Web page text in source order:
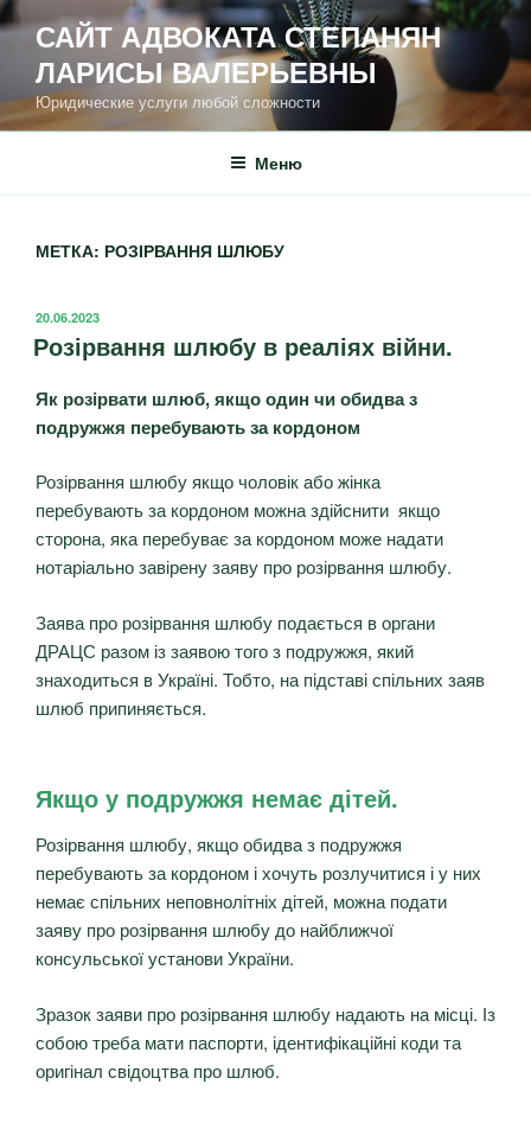
САЙТ АДВОКАТА СТЕПАНЯН
ЛАРИСЫ ВАЛЕРЬЕВНЫ
Юридические услуги любой сложности
Меню
МЕТКА: РОЗІРВАННЯ ШЛЮБУ
20.06.2023
Розірвання шлюбу в реаліях війни.
Як розірвати шлюб, якщо один чи обидва з
подружжя перебувають за кордоном
Розірвання шлюбу якщо чоловік або жінка
перебувають за кордоном можна здійснити якщо
сторона, яка перебуває за кордоном може надати
нотаріально завірену заяву про розірвання шлюбу.
Заява про розірвання шлюбу подається в органи
ДРАЦС разом із заявою того з подружжя, який
знаходиться в Україні. Тобто, на підставі спільних заяв
шлюб припиняється.
Якщо у подружжя немає дітей.
Розірвання шлюбу, якщо обидва з подружжя
перебувають за кордоном і хочуть розлучитися і у них
немає спільних неповнолітніх дітей, можна подати
заяву про розірвання шлюбу до найближчої
консульської установи України.
Зразок заяви про розірвання шлюбу надають на місці. Із
собою треба мати паспорти, ідентифікаційні коди та
оригінал свідоцтва про шлюб.